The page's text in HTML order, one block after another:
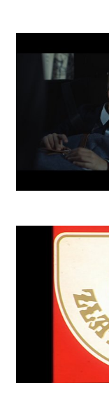
SLSP Xmas
Invest